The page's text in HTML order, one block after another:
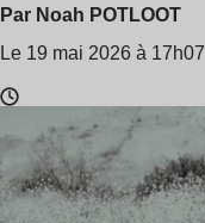
Par Noah POTLOOT
Le 19 mai 2026 à 17h07
de
lecture
: